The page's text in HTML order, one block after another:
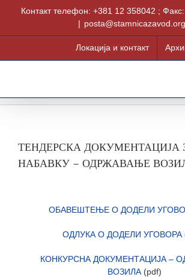
Контакт телефон: +381 12 358042 ;
|
Локација и контакт
ТЕНДЕРСКА ДОКУМЕНТАЦИЈА
НАБАВКУ – ОДРЖАВАЊЕ
ОБАВЕШТЕЊЕ О ДОДЕЛИ
ОДЛУКА О ДОДЕЛИ УГОВОРА
КОНКУРСНА ДОКУМЕНТАЦИЈА –
ВОЗИЛА (pdf)